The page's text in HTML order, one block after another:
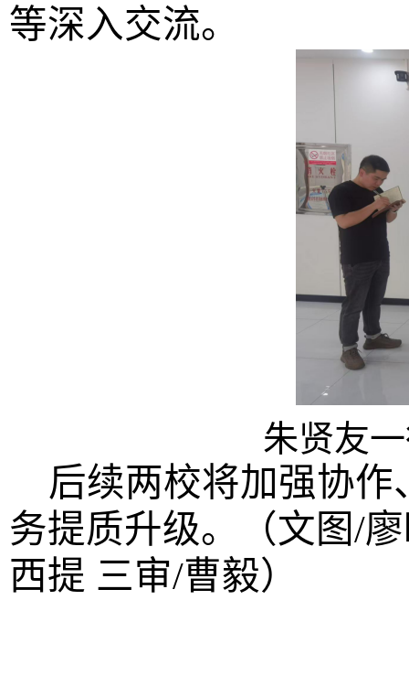
等深入交流。
朱贤友
后续两校将加强协
务提质升级。
（文图/
西提 三审/曹毅）